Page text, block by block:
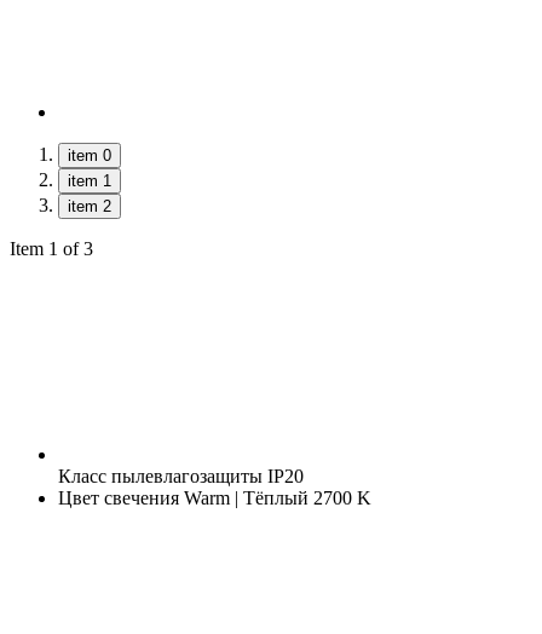
item 0
item 1
item 2
Item 1 of 3
Класс пылевлагозащиты IP20
Цвет свечения Warm | Тёплый 2700 K